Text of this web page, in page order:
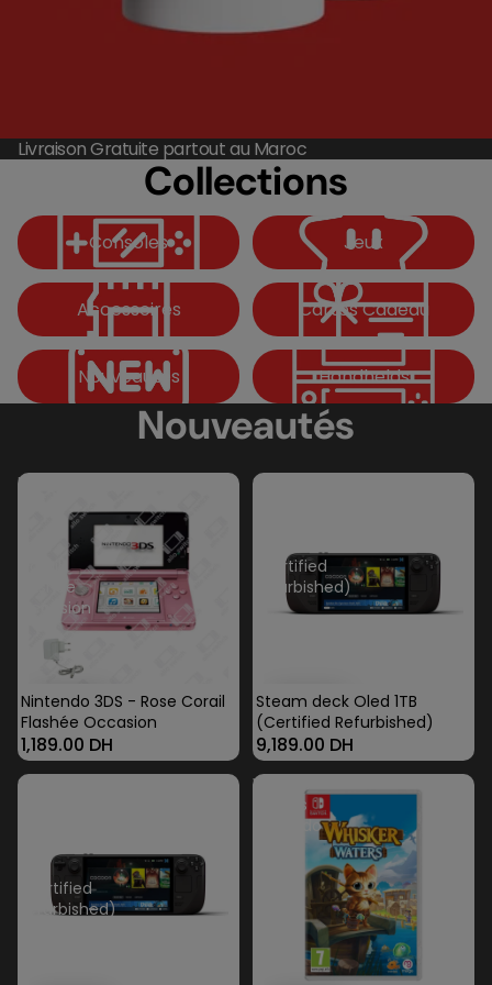
Livraison Gratuite partout au Maroc
Collections
Consoles
Consoles
Jeux
Jeux
Accessoires
Accessoires
Cartes Cadeau
Cartes Cadeau
Nouveautés
Nouveautés
Handhelds
Handhelds
Nouveautés
Nintendo
Flashée
Occasion
Nintendo 3DS - Rose Corail
Flashée Occasion
1,189.00 DH
Steam
(Certified
Refurbished)
Steam deck Oled 1TB
(Certified Refurbished)
9,189.00 DH
Steam
(Certified
Refurbished)
Whisker
Waters
Nintendo